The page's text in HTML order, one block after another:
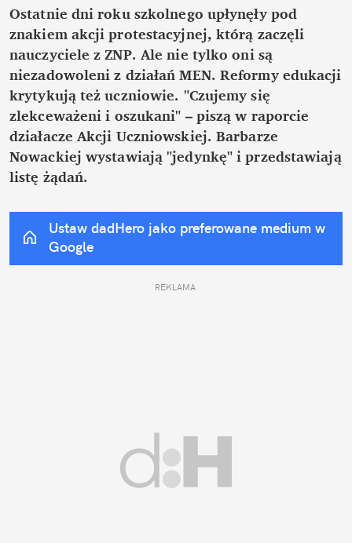
Ostatnie dni roku szkolnego upłynęły pod
znakiem akcji protestacyjnej, którą zaczęli
nauczyciele z ZNP. Ale nie tylko oni są
niezadowoleni z działań MEN. Reformy edukacji
krytykują też uczniowie. "Czujemy się
zlekceważeni i oszukani" – piszą w raporcie
działacze Akcji Uczniowskiej. Barbarze
Nowackiej wystawiają "jedynkę" i przedstawiają
listę żądań.
Ustaw dadHero jako preferowane medium w
Google
REKLAMA